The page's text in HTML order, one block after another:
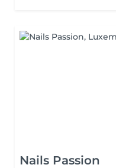
Nails Passion